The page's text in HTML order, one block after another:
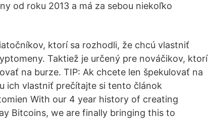
od roku 2013 a má za sebou niekoľko
ktorí sa rozhodli, že chcú vlastniť
Taktiež je určený pre nováčikov, ktorí
na burze. TIP: Ak chcete len špekulovať na
ich vlastniť prečítajte si tento článok
With our 4 year history of creating
Bitcoins, we are finally bringing this to